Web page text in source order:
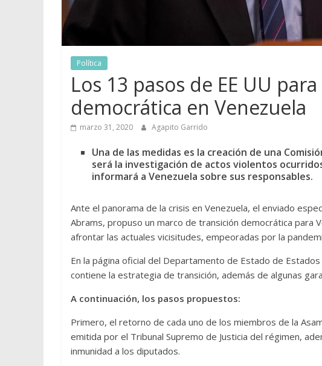
Política
Los 13 pasos de EE UU
democrática en Venezuela
marzo 31, 2020 Agapito Garrido
Una de las medidas es la creación de una
será la investigación de actos violentos
informará a Venezuela sobre sus responsables.
Ante el panorama de la crisis en Venezuela, el enviado
Abrams, propuso un marco de transición democrática para
afrontar las actuales vicisitudes, empeoradas por la
En la página oficial del Departamento de Estado de
contiene la estrategia de transición, además de algunas
A continuación, los pasos propuestos:
Primero, el retorno de cada uno de los miembros de la
emitida por el Tribunal Supremo de Justicia del régimen,
inmunidad a los diputados.